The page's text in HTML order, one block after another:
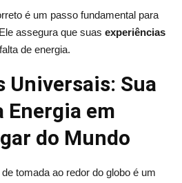
é um passo fundamental para
assegura que suas experiências
de energia.
Universais: Sua
Energia em
do Mundo
tomada ao redor do globo é um